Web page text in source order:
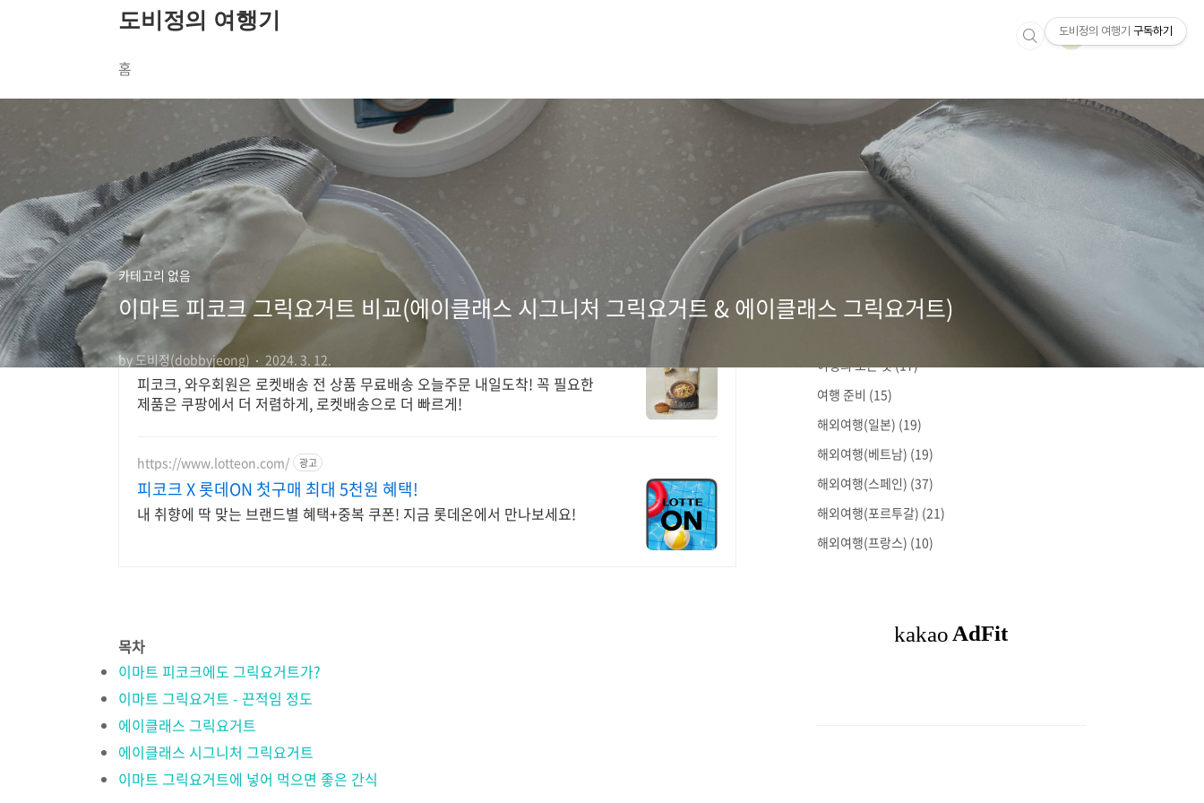
도비정의 여행기
홈
카테고리 없음
이마트 피코크 그릭요거트 비교(에이클래스 시그니처 그릭요거트 & 에이클래스 그릭요거트)
by 도비정(dobbyjeong) 2024. 3. 12.
http://www.coupang.com
쿠팡 피코크 매일 오픈되는 와우회원 특가
피코크, 와우회원은 로켓배송 전 상품 무료배송 오늘주문 내일도착! 꼭 필요한
제품은 쿠팡에서 더 저렴하게, 로켓배송으로 더 빠르게!
https://www.lotteon.com/ 광고
피코크 X 롯데ON 첫구매 최대 5천원 혜택!
내 취향에 딱 맞는 브랜드별 혜택+중복 쿠폰! 지금 롯데온에서 만나보세요!
목차
이마트 피코크에도 그릭요거트가?
이마트 그릭요거트 - 끈적임 정도
에이클래스 그릭요거트
에이클래스 시그니처 그릭요거트
이마트 그릭요거트에 넣어 먹으면 좋은 간식
분류 전체보기(164)
여행의 모든 것(17)
여행 준비 (15)
해외여행(일본) (19)
해외여행(베트남) (19)
해외여행(스페인) (37)
해외여행(포르투갈) (21)
해외여행(프랑스) (10)
도비정의 여행기 구독하기